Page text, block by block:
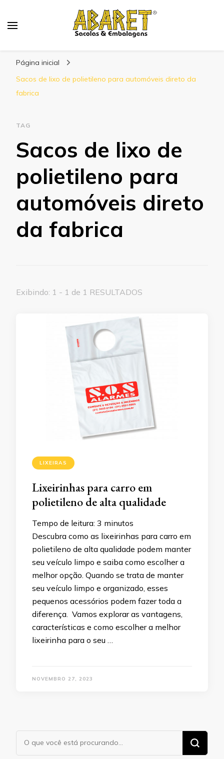
Página inicial
Sacos de lixo de polietileno para automóveis direto da
fabrica
TAG
Sacos de lixo de
polietileno para
automóveis direto
da fabrica
Exibindo: 1 - 1 de 1 RESULTADOS
LIXEIRAS
Lixeirinhas para carro em
polietileno de alta qualidade
Tempo de leitura: 3 minutos
Descubra como as lixeirinhas para carro em
polietileno de alta qualidade podem manter
seu veículo limpo e saiba como escolher a
melhor opção. Quando se trata de manter
seu veículo limpo e organizado, esses
pequenos acessórios podem fazer toda a
diferença. Vamos explorar as vantagens,
características e como escolher a melhor
lixeirinha para o seu …
NOVEMBRO 27, 2023
Procurando
algo?